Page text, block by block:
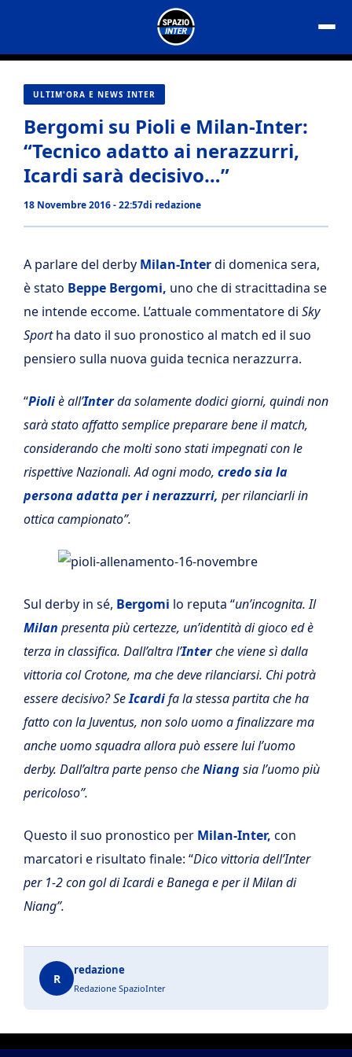
contenuto
ULTIM'ORA E NEWS INTER
Bergomi su Pioli e Milan-Inter:
“Tecnico adatto ai nerazzurri,
Icardi sarà decisivo…”
18 Novembre 2016 - 22:57di redazione
A parlare del derby Milan-Interdi domenica sera,
è stato Beppe Bergomi, uno che di stracittadina se
ne intende eccome. L’attuale commentatore di Sky
Sportha dato il suo pronostico al match ed il suo
pensiero sulla nuova guida tecnica nerazzurra.
“Pioliè all’Interda solamente dodici giorni, quindi non
sarà stato affatto semplice preparare bene il match,
considerando che molti sono stati impegnati con le
rispettive Nazionali. Ad ogni modo, credo sia la
persona adatta per i nerazzurri, per rilanciarli in
ottica campionato”.
Sul derby in sé, Bergomi lo reputa “un’incognita. Il
Milan presenta più certezze, un’identità di gioco ed è
terza in classifica. Dall’altra l’Interche viene sì dalla
vittoria col Crotone, ma che deve rilanciarsi. Chi potrà
essere decisivo? SeIcardifa la stessa partita che ha
fatto con la Juventus, non solo uomo a finalizzare ma
anche uomo squadra allora può essere lui l’uomo
derby. Dall’altra parte penso cheNiangsia l’uomo più
pericoloso”.
Questo il suo pronostico per Milan-Inter, con
marcatori e risultato finale: “Dico vittoria dell’Inter
per 1-2 con gol di Icardi e Banega e per il Milan di
Niang”.
R
redazione
Redazione SpazioInter